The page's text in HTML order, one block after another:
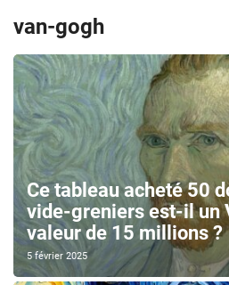
van-gogh
Ce tableau acheté 50
vide-greniers est-il un
valeur de 15 millions ?
5 février 2025